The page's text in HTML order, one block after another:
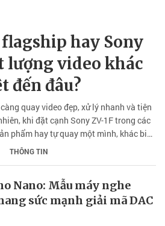
hay Sony
lượng video khác
đến đâu?
quay video đẹp, xử lý nhanh và tiện
khi đặt cạnh Sony ZV-1F trong các
phẩm hay tự quay một mình, khác biệt
mà còn ở cách thiết bị phục vụ người
THÔNG TIN
Nano: Mẫu máy nghe
sức mạnh giải mã DAC